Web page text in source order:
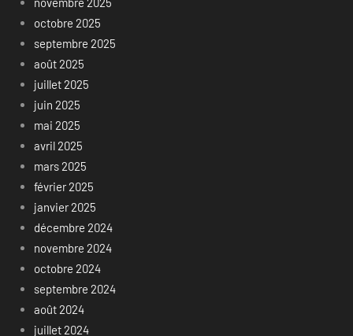
octobre 2025
septembre 2025
août 2025
juillet 2025
juin 2025
mai 2025
avril 2025
mars 2025
février 2025
janvier 2025
décembre 2024
novembre 2024
octobre 2024
septembre 2024
août 2024
juillet 2024